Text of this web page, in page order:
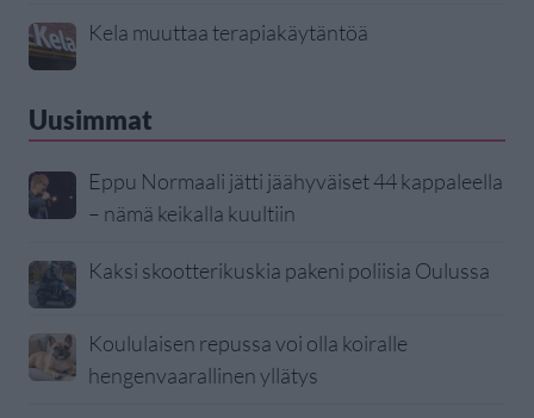
Kela muuttaa terapiakäytäntöä
Uusimmat
Eppu Normaali jätti jäähyväiset 44 kappaleella
– nämä keikalla kuultiin
Kaksi skootterikuskia pakeni poliisia Oulussa
Koululaisen repussa voi olla koiralle
hengenvaarallinen yllätys